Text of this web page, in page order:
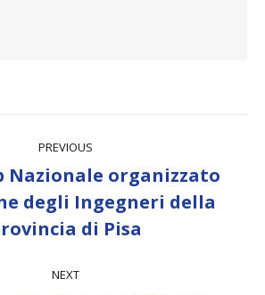
PREVIOUS
Previous
post:
Nazionale organizzato
degli Ingegneri della
di Pisa
NEXT